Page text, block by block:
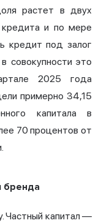
растет в двух
кредита и по мере
кредит под залог
совокупности это
2025 года
примерно 34,15
капитала в
70 процентов от
бренда
Частный капитал —